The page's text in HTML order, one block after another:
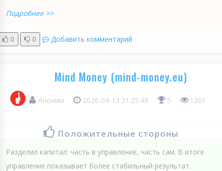
Подробнее >>
0 0 Добавить комментарий
Mind Money (mind-money.eu)
Аноним 2026-04-13 21:25:48 5 1261
Положительные стороны
Разделил капитал: часть в управление, часть сам. В итоге
управление показывает более стабильный результат.